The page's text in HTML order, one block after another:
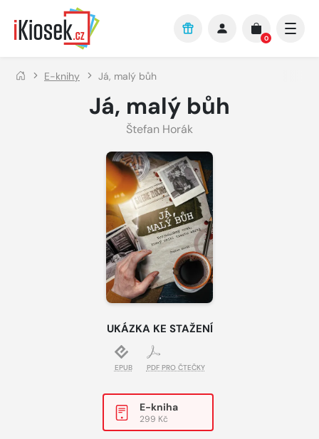
Přejít na hlavní obsah
0
E-knihy Já, malý bůh
Já, malý bůh
Štefan Horák
UKÁZKA KE STAŽENÍ
EPUB PDF PRO ČTEČKY
E-kniha
299 Kč